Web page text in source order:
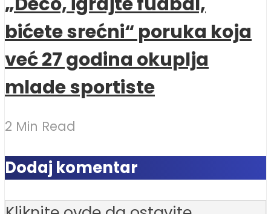
bićete srećni“ poruka koja
već 27 godina okuplja
mlade sportiste
2 Min Read
Dodaj komentar